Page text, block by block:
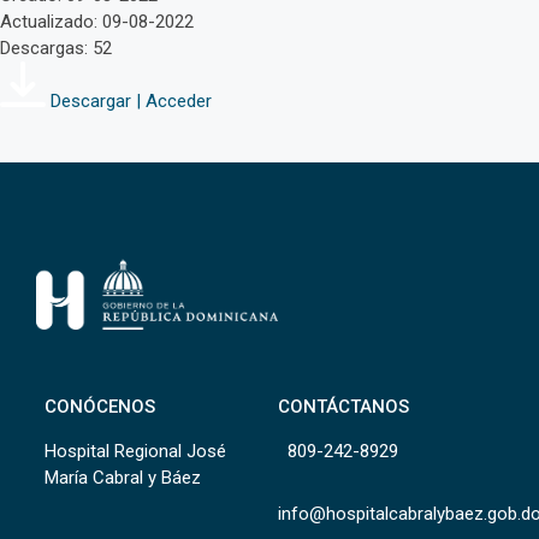
Actualizado: 09-08-2022
Descargas: 52
Descargar | Acceder
CONÓCENOS
Hospital Regional José
María Cabral y Báez
CONTÁCTANOS
809-242-8929